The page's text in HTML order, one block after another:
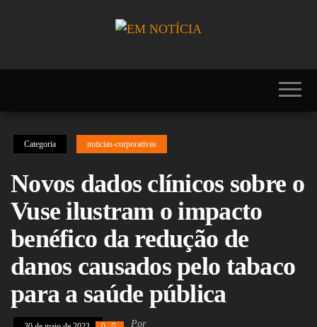
content
NOTÍCIA, notícias
Viagens e Turismo,
Entretenimento,
Cultura, Futebol,
Olimpíadas,
Paralimpíadas,
Copa América,
Copa do Mundo,
Polícia, Notícias
Policiais, Política,
Congresso, Câmara
Categoria noticias-corporativas
Novos dados clínicos sobre o
Vuse ilustram o impacto
benéfico da redução de
danos causados pelo tabaco
para a saúde pública
Por